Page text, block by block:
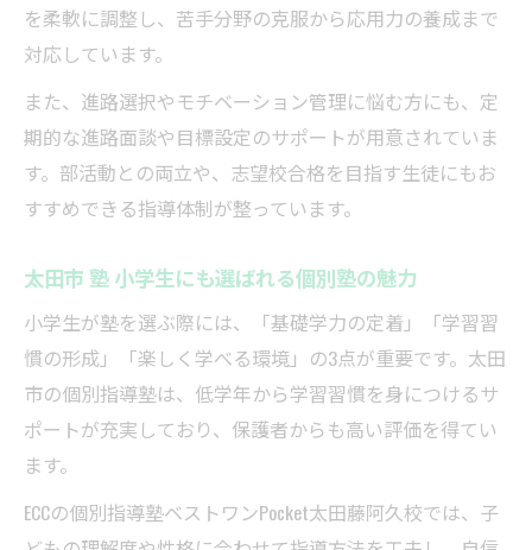
を柔軟に調整し、苦手分野の克服から応用力の養成まで
対応しています。
また、進路選択やモチベーション管理に悩む方にも、定
期的な進路面談や目標設定のサポートが用意されていま
す。部活動との両立や、志望校合格を目指す生徒にもお
すすめできる指導体制が整っています。
太田市 塾 小学生にも選ばれる個別塾の魅力
小学生が塾を選ぶ際には、「基礎学力の定着」「学習習
慣の形成」「楽しく学べる環境」の3点が重要です。太田
市の個別指導塾は、低学年から学習習慣を身につけるサ
ポートが充実しており、保護者からも高い評価を得てい
ます。
ECCの個別指導塾ベストワンPocket太田藤阿久校では、子